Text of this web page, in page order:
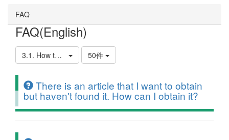
FAQ
FAQ(English)
3.1. How to Get Materials from Other Libraries
50件
There is an article that I want to obtain
but haven't found it. How can I obtain it?